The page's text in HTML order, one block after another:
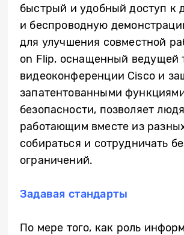
быстрый и удобный доступ к
и беспроводную
для улучшения совместной
on Flip, оснащенный ведущей
видеоконференции Cisco и
запатентованными
безопасности, позволяет
работающим вместе из
собираться и сотрудничать
ограничений.
Задавая стандарты
По мере того, как роль